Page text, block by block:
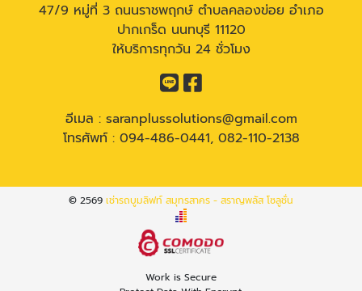
47/9 หมู่ที่ 3 ถนนราชพฤกษ์ ตำบลคลองข่อย อำเภอ
ปากเกร็ด นนทบุรี 11120
ให้บริการทุกวัน 24 ชั่วโมง
อีเมล : saranplussolutions@gmail.com
โทรศัพท์ : 094-486-0441, 082-110-2138
© 2569 เช่ารถบูมลิฟท์ สมุทรสาคร - สราญพลัส โซลูชั่น
Work is Secure